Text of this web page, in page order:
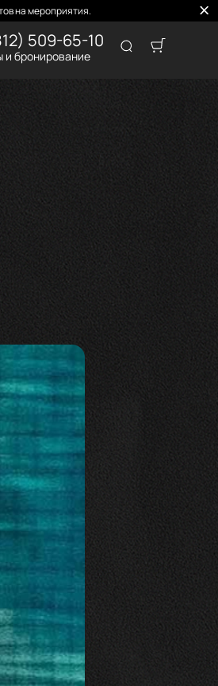
на мероприятия.
509-65-10
и бронирование